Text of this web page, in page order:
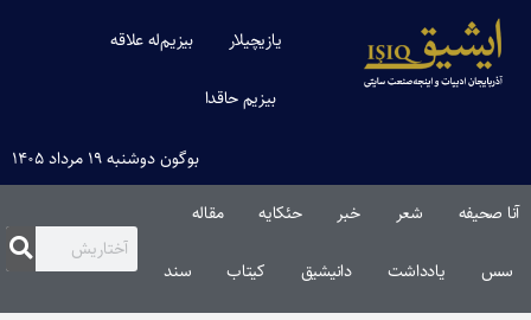
یازیچیلار بیزیم‌له علاقه
بیزیم حاقدا
بوگون دوشنبه ۱۹ مرداد ۱۴۰۵
آنا صحیفه شعر خبر حئکایه مقاله‌
سس یادداشت دانیشیق کیتاب سند